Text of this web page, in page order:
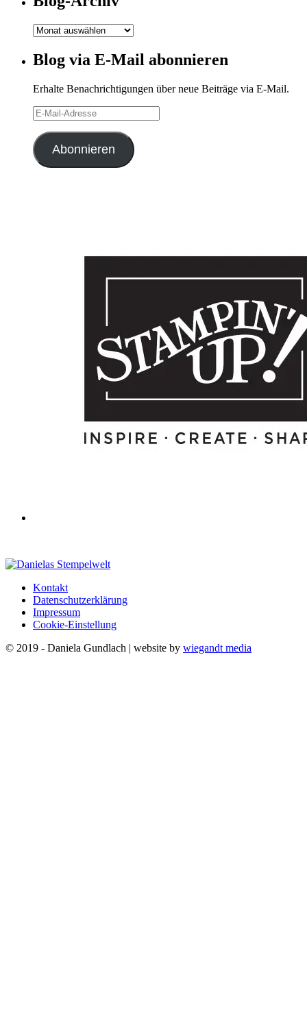
Blog-
Blog via E-Mail abonnieren
Erhalte Benachrichtigungen über neue Beiträge via E-Mail.
E-
Mail-
Adresse
Abonnieren
Kontakt
Datenschutzerklärung
Impressum
Cookie-Einstellung
© 2019 - Daniela Gundlach | website by wiegandt media